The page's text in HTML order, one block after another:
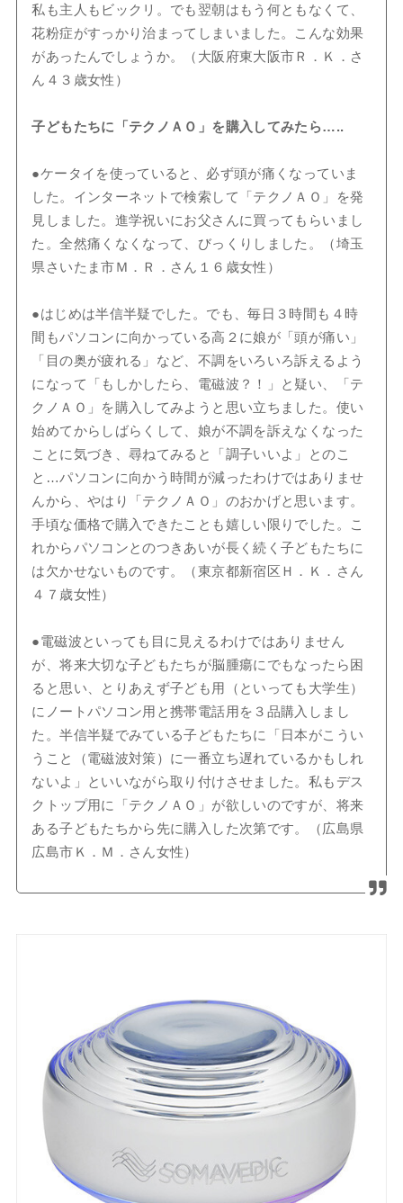
私も主人もビックリ。でも翌朝はもう何ともなくて、
花粉症がすっかり治まってしまいました。こんな効果
があったんでしょうか。（大阪府東大阪市Ｒ．Ｋ．さ
ん４３歳女性）
子どもたちに「テクノＡＯ」を購入してみたら…..
●ケータイを使っていると、必ず頭が痛くなっていま
した。インターネットで検索して「テクノＡＯ」を発
見しました。進学祝いにお父さんに買ってもらいまし
た。全然痛くなくなって、びっくりしました。（埼玉
県さいたま市Ｍ．Ｒ．さん１６歳女性）
●はじめは半信半疑でした。でも、毎日３時間も４時
間もパソコンに向かっている高２に娘が「頭が痛い」
「目の奥が疲れる」など、不調をいろいろ訴えるよう
になって「もしかしたら、電磁波？！」と疑い、「テ
クノＡＯ」を購入してみようと思い立ちました。使い
始めてからしばらくして、娘が不調を訴えなくなった
ことに気づき、尋ねてみると「調子いいよ」とのこ
と…パソコンに向かう時間が減ったわけではありませ
んから、やはり「テクノＡＯ」のおかげと思います。
手頃な価格で購入できたことも嬉しい限りでした。こ
れからパソコンとのつきあいが長く続く子どもたちに
は欠かせないものです。（東京都新宿区Ｈ．Ｋ．さん
４７歳女性）
●電磁波といっても目に見えるわけではありません
が、将来大切な子どもたちが脳腫瘍にでもなったら困
ると思い、とりあえず子ども用（といっても大学生）
にノートパソコン用と携帯電話用を３品購入しまし
た。半信半疑でみている子どもたちに「日本がこうい
うこと（電磁波対策）に一番立ち遅れているかもしれ
ないよ」といいながら取り付けさせました。私もデス
クトップ用に「テクノＡＯ」が欲しいのですが、将来
ある子どもたちから先に購入した次第です。（広島県
広島市Ｋ．Ｍ．さん女性）